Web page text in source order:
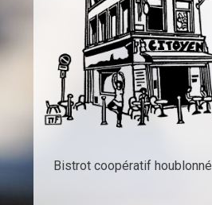
Bistrot coopératif houblonné